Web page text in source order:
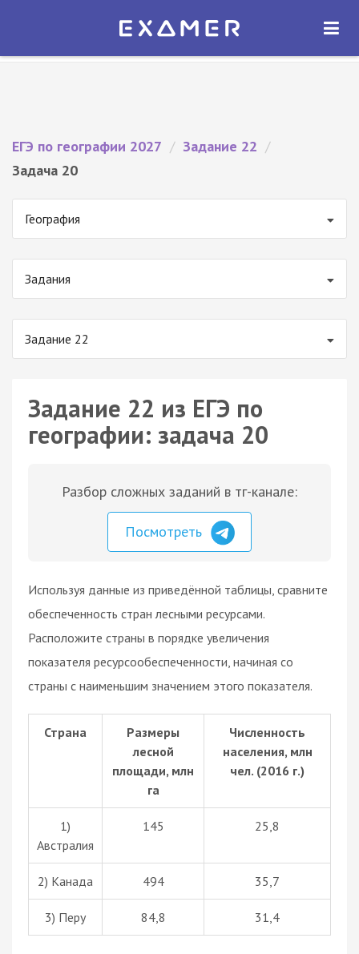
Экзамер — ЕГЭ 2027
ОТКРЫТЬ
ЕГЭ по географии 2027 / Задание 22 /
Задача 20
География
Задания
Задание 22
Задание 22 из ЕГЭ по
географии: задача 20
Разбор сложных заданий в тг-канале:
Посмотреть
Используя данные из приведённой таблицы, сравните
обеспеченность стран лесными ресурсами.
Расположите страны в порядке увеличения
показателя ресурсообеспеченности, начиная со
страны с наименьшим значением этого показателя.
Страна
Размеры
лесной
площади, млн
га
Численность
населения, млн
чел. (2016 г.)
1)
Австралия
145 25,8
2) Канада 494 35,7
3) Перу 84,8 31,4